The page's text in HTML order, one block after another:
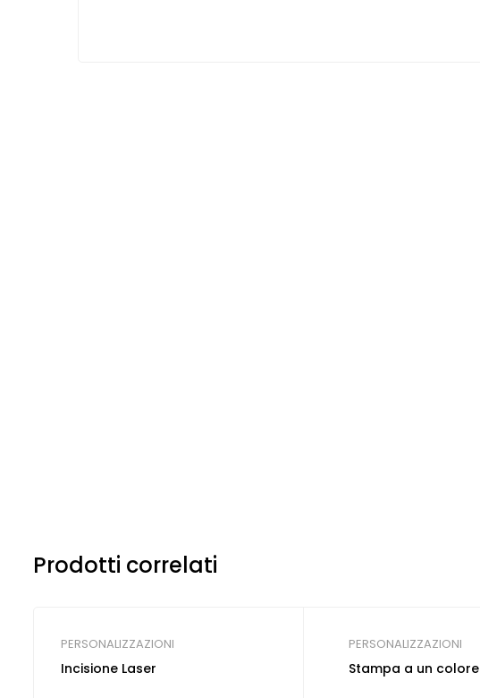
Prodotti correlati
PERSONALIZZAZIONI
Incisione Laser
PERSONALIZZAZIONI
Stampa a un colore